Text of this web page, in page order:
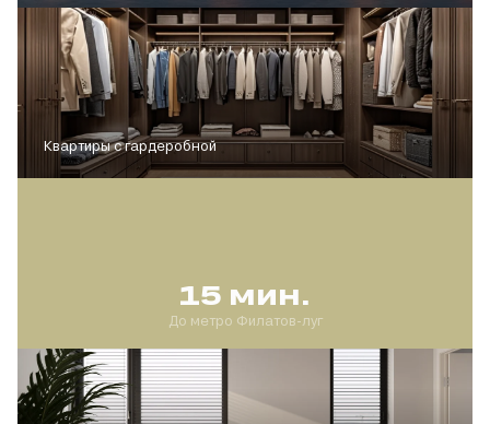
Квартиры с гардеробной
15 мин.
До метро Филатов-луг